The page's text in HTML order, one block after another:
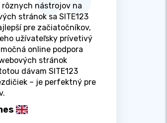
rôznych nástrojov na
stránok sa SITE123
pre začiatočníkov,
užívateľsky prívetivý
online podpora
stránok
dávam SITE123
– je perfektný pre